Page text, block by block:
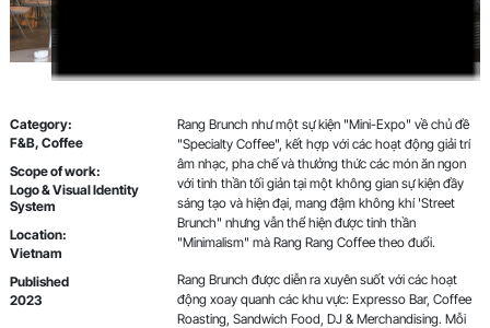
Category:
F&B, Coffee
Scope of work:
Logo & Visual Identity
System
Location:
Vietnam
Published
2023
Rang Brunch như một sự kiện "Mini-Expo" về chủ đề
"Specialty Coffee", kết hợp với các hoạt động giải trí
âm nhạc, pha chế và thưởng thức các món ăn ngon
với tinh thần tối giản tại một không gian sự kiện đầy
sáng tạo và hiện đại, mang đậm không khí 'Street
Brunch" nhưng vẫn thể hiện được tinh thần
"Minimalism" mà Rang Rang Coffee theo đuổi.
Rang Brunch được diễn ra xuyên suốt với các hoạt
động xoay quanh các khu vực: Expresso Bar, Coffee
Roasting, Sandwich Food, DJ & Merchandising. Mỗi